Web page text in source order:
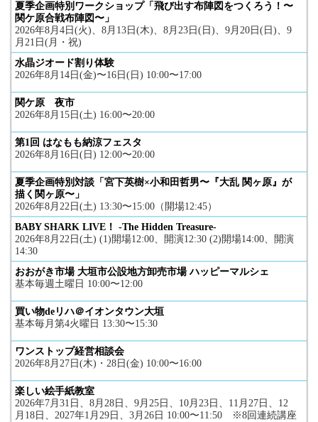
夏季企画特別ワークショップ「飛び出す布陣図をつくろう！〜
関ケ原合戦布陣図〜」
2026年8月4日(火)、8月13日(木)、8月23日(日)、9月20日(日)、9
月21日(月・祝)
水晶ジオード割り体験
2026年8月14日(金)〜16日(日) 10:00〜17:00
関ケ原 夜市
2026年8月15日(土) 16:00〜20:00
第1回 はなもも納涼フェスタ
2026年8月16日(日) 12:00〜20:00
夏季企画特別対談「宮下英樹×小和田哲男〜『大乱 関ヶ原』が
描く関ヶ原〜」
2026年8月22日(土) 13:30〜15:00（開場12:45）
BABY SHARK LIVE！ -The Hidden Treasure-
2026年8月22日(土) (1)開場12:00、開演12:30 (2)開場14:00、開演
14:30
おおがき市場 大垣市公設地方卸売市場 ハッピーマルシェ
基本毎週土曜日 10:00〜12:00
買い物deリハ＠イオンタウン大垣
基本毎月第4火曜日 13:30〜15:30
ワンストップ経営相談会
2026年8月27日(木)・28日(金) 10:00〜16:00
楽しい絵手紙教室
2026年7月31日、8月28日、9月25日、10月23日、11月27日、12
月18日、2027年1月29日、3月26日 10:00〜11:50 ※8回連続講座